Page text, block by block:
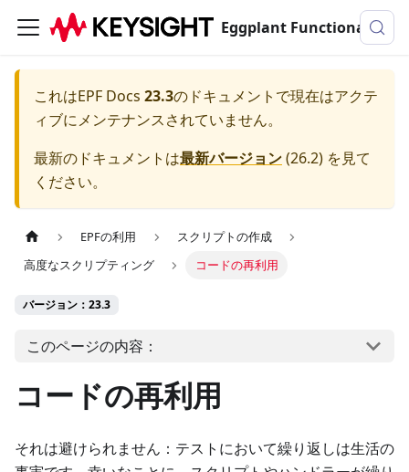
Eggplant Functionalのドキュメンテーション
これはEPF Docs 23.3のドキュメントで現在はアクテ
ィブにメンテナンスされていません。
最新のドキュメントは最新バージョン(26.2) を見て
ください。
EPFの利用
スクリプトの作成
高度なスクリプティング
コードの再利用
バージョン：23.3
このページの内容：
コードの再利用
それは避けられません：テストにおいて繰り返しは生活の